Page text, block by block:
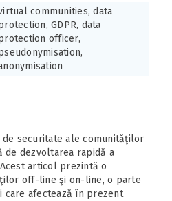
communities, data
GDPR, data
officer,
securitate ale comunităţilor
de dezvoltarea rapidă a
articol prezintă o
off-line şi on-line, o parte
afectează în prezent